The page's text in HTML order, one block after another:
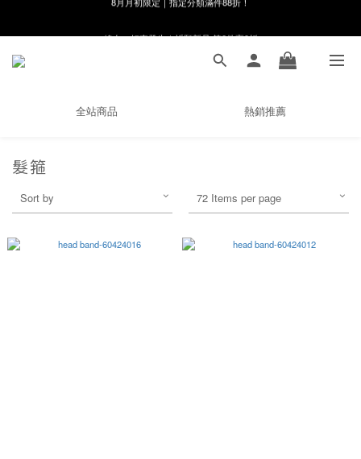
🌸新會員限定🌸註冊送$100購物金
全站商品 熱銷推薦
髮箍
Sort by 72 Items per page